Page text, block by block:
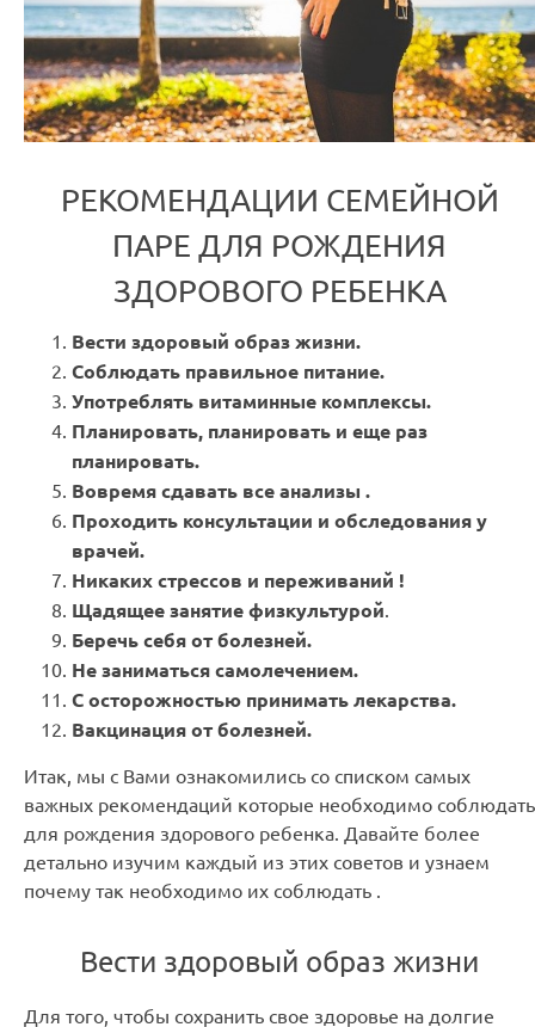
РЕКОМЕНДАЦИИ СЕМЕЙНОЙ
ПАРЕ ДЛЯ РОЖДЕНИЯ
ЗДОРОВОГО РЕБЕНКА
Вести здоровый образ жизни.
Соблюдать правильное питание.
Употреблять витаминные комплексы.
Планировать, планировать и еще раз
планировать.
Вовремя сдавать все анализы .
Проходить консультации и обследования у
врачей.
Никаких стрессов и переживаний !
Щадящее занятие физкультурой
Беречь себя от болезней.
Не заниматься самолечением.
С осторожностью принимать лекарства.
Вакцинация от болезней.
Итак, мы с Вами ознакомились со списком самых
важных рекомендаций которые необходимо соблюдать
для рождения здорового ребенка. Давайте более
детально изучим каждый из этих советов и узнаем
почему так необходимо их соблюдать .
Вести здоровый образ жизни
Для того, чтобы сохранить свое здоровье на долгие